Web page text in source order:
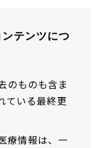
テンツにつ
のものも含ま
ている最終更
療情報は、一